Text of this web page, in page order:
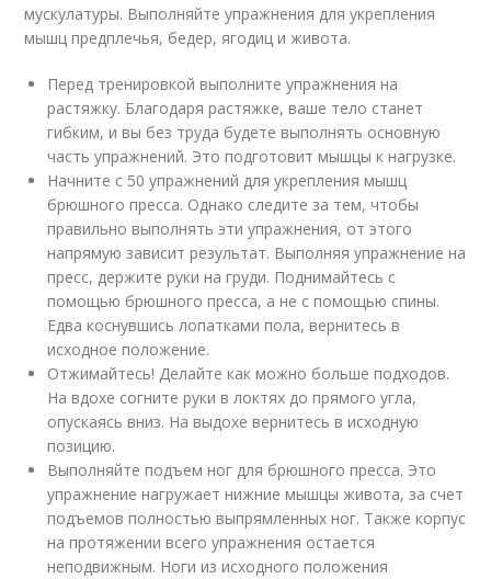
мускулатуры. Выполняйте упражнения для укрепления
мышц предплечья, бедер, ягодиц и живота.
Перед тренировкой выполните упражнения на
растяжку. Благодаря растяжке, ваше тело станет
гибким, и вы без труда будете выполнять основную
часть упражнений. Это подготовит мышцы к нагрузке.
Начните с 50 упражнений для укрепления мышц
брюшного пресса. Однако следите за тем, чтобы
правильно выполнять эти упражнения, от этого
напрямую зависит результат. Выполняя упражнение на
пресс, держите руки на груди. Поднимайтесь с
помощью брюшного пресса, а не с помощью спины.
Едва коснувшись лопатками пола, вернитесь в
исходное положение.
Отжимайтесь! Делайте как можно больше подходов.
На вдохе согните руки в локтях до прямого угла,
опускаясь вниз. На выдохе вернитесь в исходную
позицию.
Выполняйте подъем ног для брюшного пресса. Это
упражнение нагружает нижние мышцы живота, за счет
подъемов полностью выпрямленных ног. Также корпус
на протяжении всего упражнения остается
неподвижным. Ноги из исходного положения